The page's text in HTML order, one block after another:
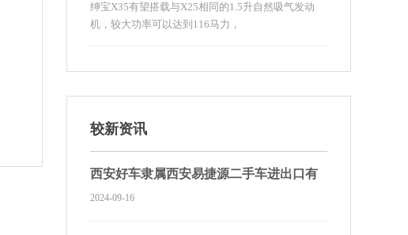
绅宝X35有望搭载与X25相同的1.5升自然吸气发动
机，较大功率可以达到116马力，
西安好车隶属西安易捷源二手车进出口有
2024-09-16
较新资讯